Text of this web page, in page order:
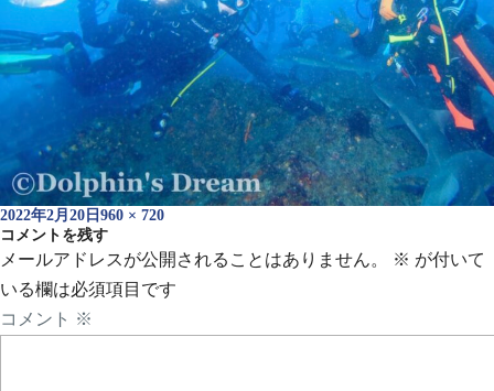
投
稿
日:
2022年2月20日 フ
ル
サ
ズ
960 × 720
コメントを残す
メールアドレスが公開されることはありません。 ※ が付いて
いる欄は必須項目です
コメント ※